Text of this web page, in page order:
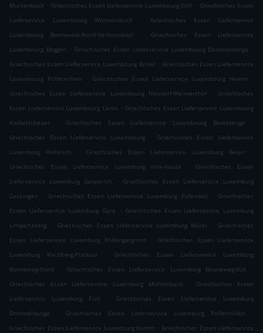
Muhlenbach . Griechisches Essen Lieferservice Luxembourg Eich . Griechisches Essen
Lieferservice Luxembourg Weimerskirch
.
Griechisches Essen Lieferservice
Luxembourg Bonnevoie-Nord-Verlorenkost
.
Griechisches Essen Lieferservice
Luxembourg Beggen
. Griechisches Essen Lieferservice Luxembourg Dommeldange
.
Griechisches Essen Lieferservice Luxembourg Bridel . Griechisches Essen Lieferservice
Luxembourg Polfermillen
. Griechisches Essen Lieferservice Luxembourg Hamm
.
Griechisches Essen Lieferservice Luxembourg Neudorf-Weimershof
.
Griechisches
Essen Lieferservice Luxembourg Cents . Griechisches Essen Lieferservice Luxembourg
Kockelscheuer
. Griechisches Essen Lieferservice Luxembourg Bereldange
.
Griechisches Essen Lieferservice Luxembourg
.
Griechisches Essen Lieferservice
Luxemburg Hollerich
. Griechisches Essen Lieferservice Luxemburg Belair
.
Griechisches Essen Lieferservice Luxemburg Ville-Haute
.
Griechisches Essen
Lieferservice Luxemburg Gasperich
. Griechisches Essen Lieferservice Luxemburg
Zessingen
. Griechisches Essen Lieferservice Luxemburg Pafendall . Griechisches
Essen Lieferservice Luxemburg Gare
. Griechisches Essen Lieferservice Luxemburg
Limpertsberg
. Griechisches Essen Lieferservice Luxemburg Märel . Griechisches
Essen Lieferservice Luxemburg Rollengergronn
.
Griechisches Essen Lieferservice
Luxemburg Kirchberg-Plateau
.
Griechisches Essen Lieferservice Luxemburg
Bonneweg-Nord
. Griechisches Essen Lieferservice Luxemburg Bouneweg-Süd
.
Griechisches Essen Lieferservice Luxemburg Mühlenbach
.
Griechisches Essen
Lieferservice Luxemburg Eich
.
Griechisches Essen Lieferservice Luxemburg
Dommeldange
. Griechisches Essen Lieferservice Luxemburg Polfermillen
.
Griechisches Essen Lieferservice Luxemburg Hamm . Griechisches Essen Lieferservice